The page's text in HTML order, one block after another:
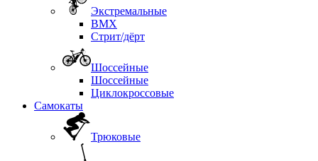
Экстремальные
BMX
Стрит/дёрт
Шоссейные
Шоссейные
Циклокроссовые
Самокаты
Трюковые